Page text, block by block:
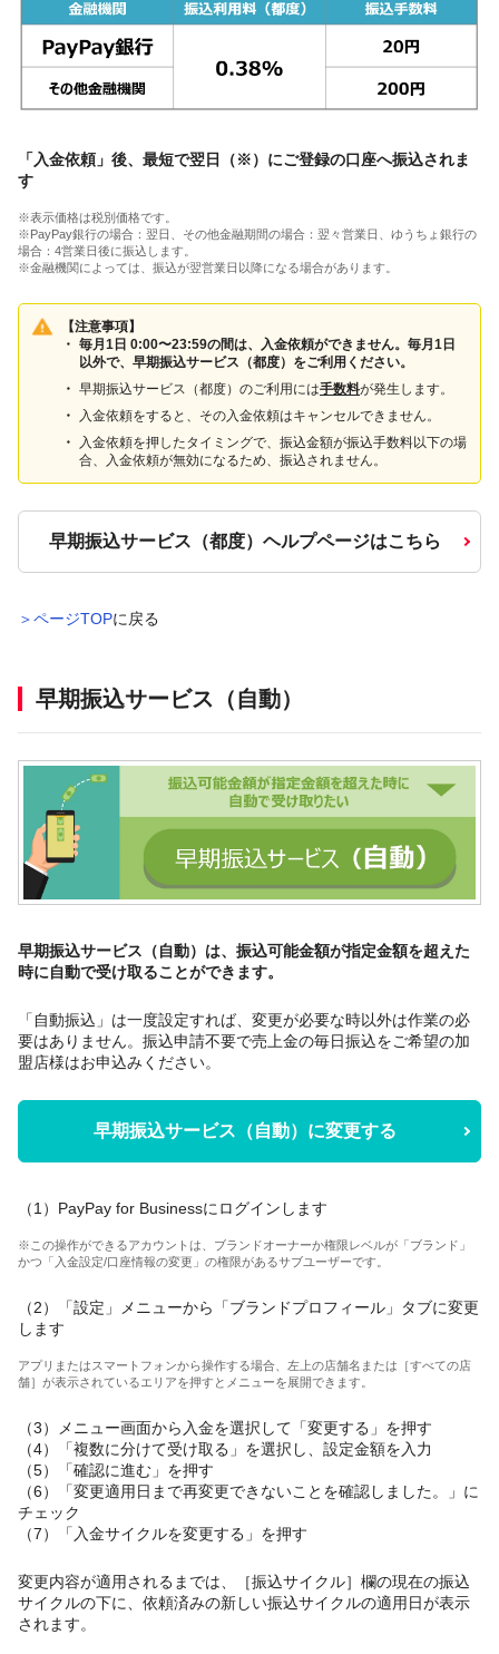
「入金依頼」後、最短で翌日（※）にご登録の口座へ振込されま
す
※表示価格は税別価格です。
※PayPay銀行の場合：翌日、その他金融期間の場合：翌々営業日、ゆうちょ銀行の
場合：4営業日後に振込します。
※金融機関によっては、振込が翌営業日以降になる場合があります。
【注意事項】
毎月1日 0:00〜23:59の間は、入金依頼ができません。毎月1日
以外で、早期振込サービス（都度）をご利用ください。
早期振込サービス（都度）のご利用には手数料が発生します。
入金依頼をすると、その入金依頼はキャンセルできません。
入金依頼を押したタイミングで、振込金額が振込手数料以下の場
合、入金依頼が無効になるため、振込されません。
早期振込サービス（都度）ヘルプページはこちら
＞ページTOPに戻る
早期振込サービス（自動）
早期振込サービス（自動）は、振込可能金額が指定金額を超えた
時に自動で受け取ることができます。
「自動振込」は一度設定すれば、変更が必要な時以外は作業の必
要はありません。振込申請不要で売上金の毎日振込をご希望の加
盟店様はお申込みください。
早期振込サービス（自動）に変更する
（1）PayPay for Businessにログインします
※この操作ができるアカウントは、ブランドオーナーか権限レベルが「ブランド」
かつ「入金設定/口座情報の変更」の権限があるサブユーザーです。
（2）「設定」メニューから「ブランドプロフィール」タブに変更
します
アプリまたはスマートフォンから操作する場合、左上の店舗名または［すべての店
舗］が表示されているエリアを押すとメニューを展開できます。
（3）メニュー画面から入金を選択して「変更する」を押す
（4）「複数に分けて受け取る」を選択し、設定金額を入力
（5）「確認に進む」を押す
（6）「変更適用日まで再変更できないことを確認しました。」に
チェック
（7）「入金サイクルを変更する」を押す
変更内容が適用されるまでは、［振込サイクル］欄の現在の振込
サイクルの下に、依頼済みの新しい振込サイクルの適用日が表示
されます。